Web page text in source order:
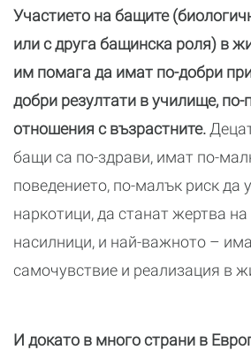
Участието на бащите
или с друга бащинска роля) в
им помага да имат по-добри
добри резултати в училище,
отношения с възрастните.
бащи са по-здрави, имат по-
поведението, по-малък риск да
наркотици, да станат жертва
насилници, и най-важното –
самочувствие и реализация в
И докато в много страни в